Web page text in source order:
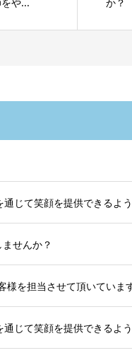
じて笑顔を提供できるよ
せんか？
を担当させて頂いています
じて笑顔を提供できるよ